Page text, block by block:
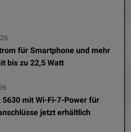
für Smartphone und mehr
bis zu 22,5 Watt
5630 mit Wi-Fi-7-Power für
jetzt erhältlich